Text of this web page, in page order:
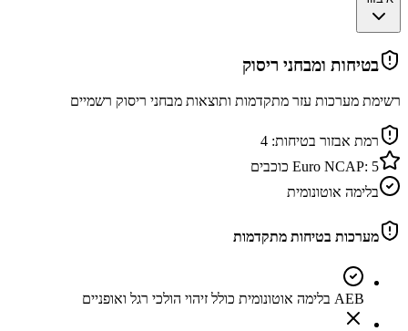
בטיחות ומבחני ריסוק
רשימת מערכות עזר מתקדמות ותוצאות מבחני ריסוק רשמיים
רמת אבזור בטיחות: 4
Euro NCAP: 5
כוכבים
בלימה אוטונומית
מערכות בטיחות מתקדמות
AEB בלימה אוטונומית כולל זיהוי הולכי רגל ואופניים